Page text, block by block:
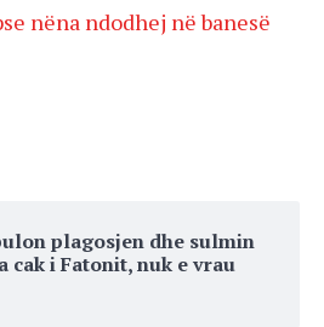
nëna ndodhej në banesë
plagosjen dhe sulmin
cak i Fatonit, nuk e vrau